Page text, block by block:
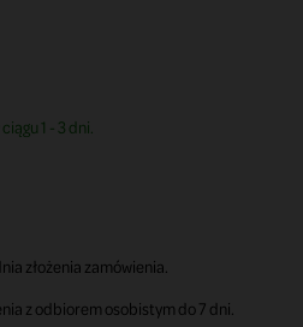
1 - 3 dni.
złożenia zamówienia.
z odbiorem osobistym do 7 dni.